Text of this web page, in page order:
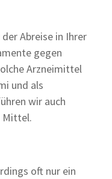
Abreise in Ihrer
gegen
Arzneimittel
und als
wir auch
Mittel.
oft nur ein